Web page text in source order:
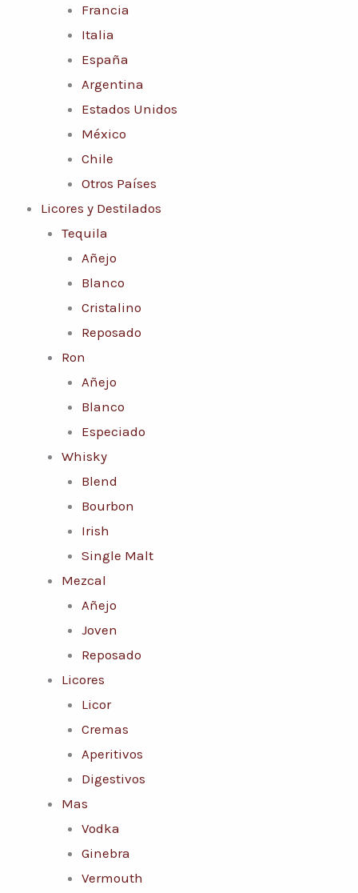
Francia
Italia
España
Argentina
Estados Unidos
México
Chile
Otros Países
Licores y Destilados
Tequila
Añejo
Blanco
Cristalino
Reposado
Ron
Añejo
Blanco
Especiado
Whisky
Blend
Bourbon
Irish
Single Malt
Mezcal
Añejo
Joven
Reposado
Licores
Licor
Cremas
Aperitivos
Digestivos
Mas
Vodka
Ginebra
Vermouth